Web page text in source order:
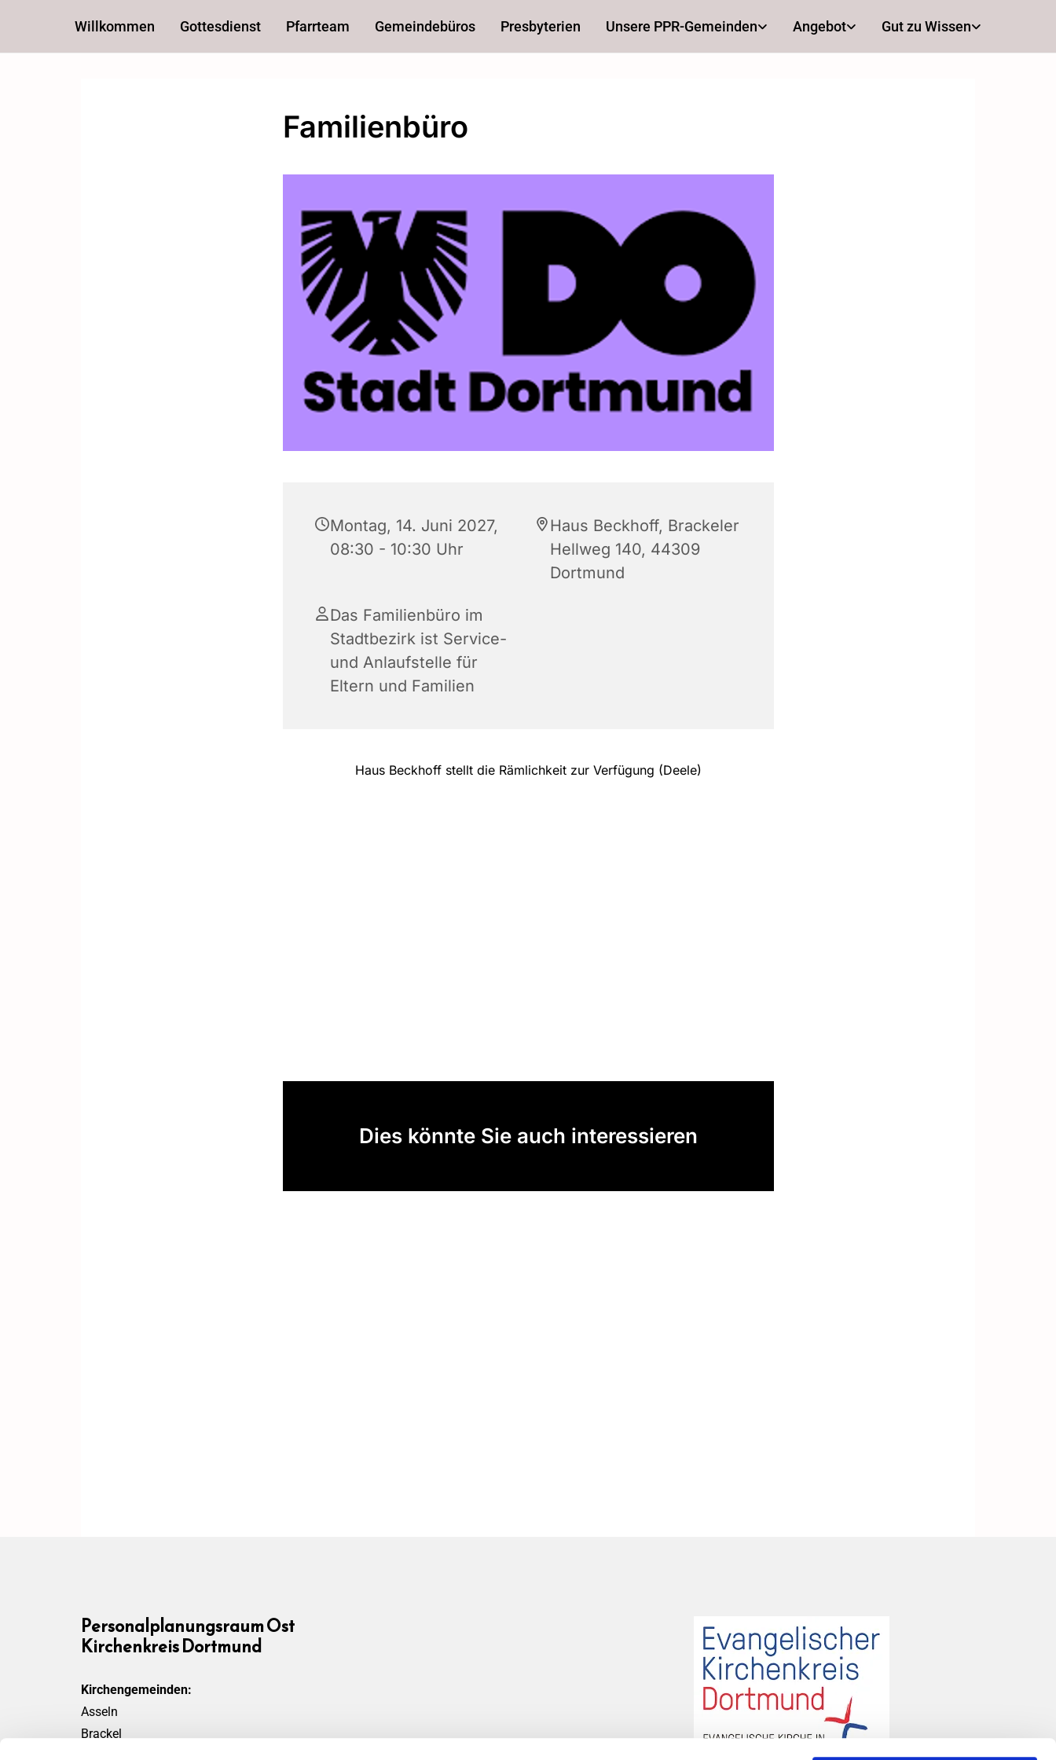
Willkommen Gottesdienst Pfarrteam Gemeindebüros Presbyterien Unsere PPR-Gemeinden Angebot Gut zu Wissen
Familienbüro
Montag, 14. Juni 2027,
08:30 - 10:30 Uhr
Haus Beckhoff, Brackeler
Hellweg 140, 44309
Dortmund
Das Familienbüro im
Stadtbezirk ist Service-
und Anlaufstelle für
Eltern und Familien
Haus Beckhoff stellt die Rämlichkeit zur Verfügung (Deele)
Dies könnte Sie auch interessieren
Personalplanungsraum Ost
Kirchenkreis Dortmund
Kirchengemeinden:
Asseln
Brackel